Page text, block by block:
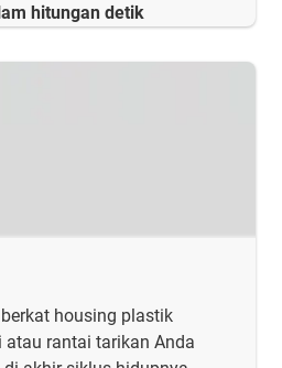
hitungan detik
housing plastik
atau rantai tarikan Anda